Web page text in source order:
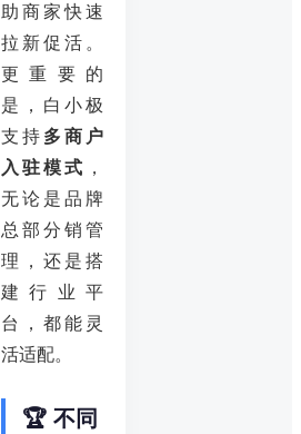
助商家快速
拉新促活。
更重要的
是，白小极
支持 多商户
入驻模式 ，
无论是品牌
总部分销管
理，还是搭
建行业平
台，都能灵
活适配。
🏆 不同